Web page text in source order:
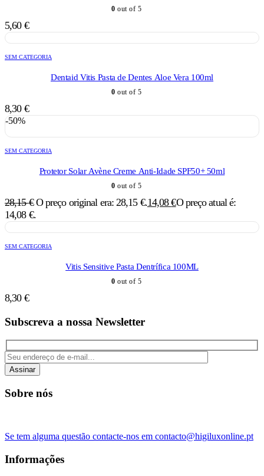
0 out of 5
5,60 €
SEM CATEGORIA
Dentaid Vitis Pasta de Dentes Aloe Vera 100ml
0 out of 5
8,30 €
-50%
SEM CATEGORIA
Protetor Solar Avène Creme Anti-Idade SPF50+ 50ml
0 out of 5
28,15€ O preço original era: 28,15 €.14,08€O preço atual é:
14,08 €.
SEM CATEGORIA
Vitis Sensitive Pasta Dentrífica 100ML
0 out of 5
8,30 €
Subscreva a nossa Newsletter
Assinar
Sobre nós
Se tem alguma questão contacte-nos em contacto@higiluxonline.pt
Informações